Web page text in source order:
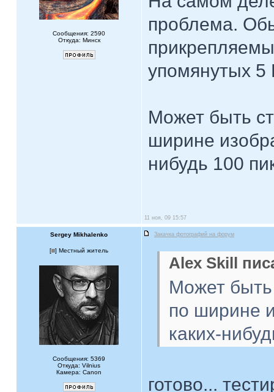
Сообщения: 2590
Откуда: Минск
проблема.
упомянутых 5
Может быть
ширине
нибудь 100
11 ноя, 09 15:57
Sergey Mikhalenko Закачка фотографий на форум
[ ] Местный житель
Сообщения: 5369
Откуда: Vilnius
Камера: Canon
Alex Skill
Может быть
по ширине
каких-
готово...